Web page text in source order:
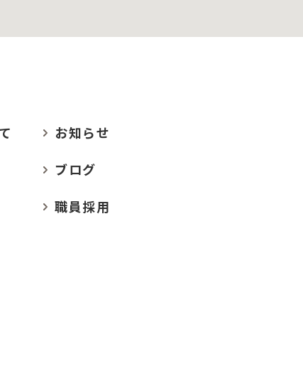
お知らせ
ブログ
職員採用